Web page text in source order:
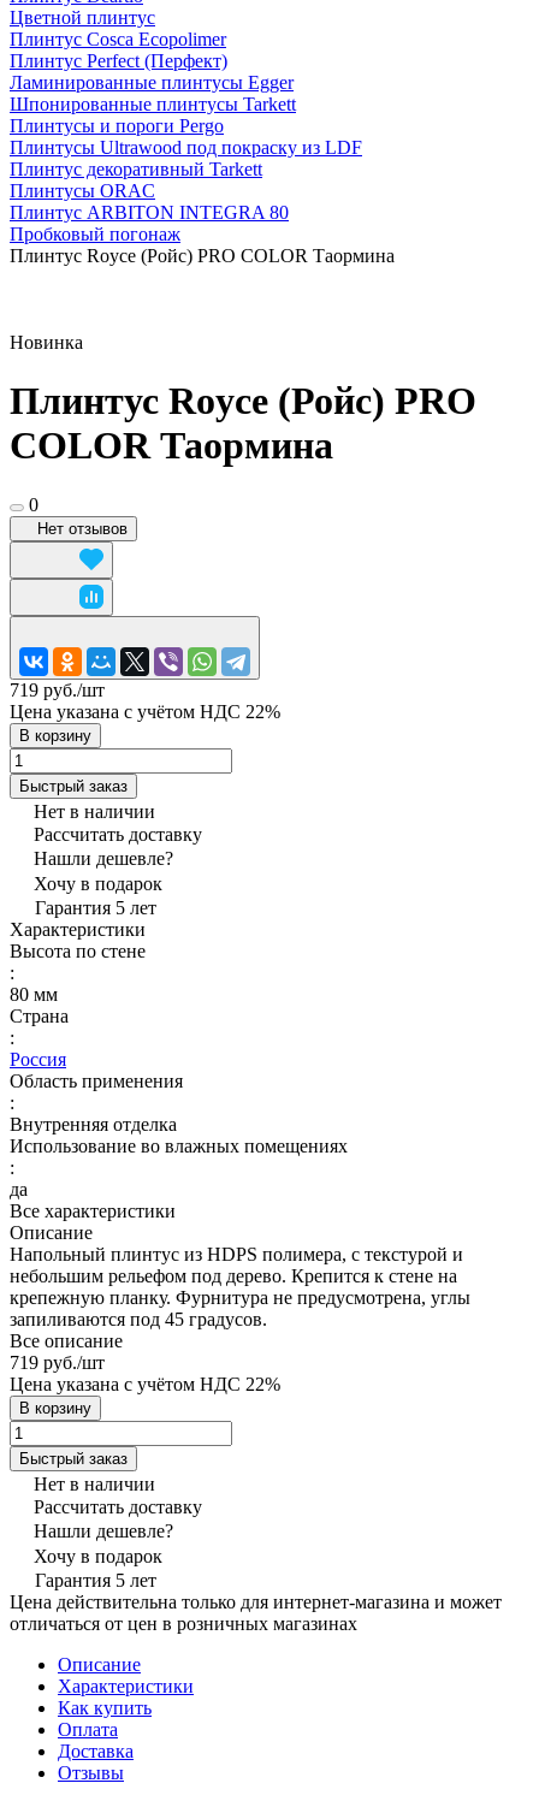
Цветной плинтус
Плинтус Cosca Ecopolimer
Плинтус Perfect (Перфект)
Ламинированные плинтусы Egger
Шпонированные плинтусы Tarkett
Плинтусы и пороги Pergo
Плинтусы Ultrawood под покраску из LDF
Плинтус декоративный Tarkett
Плинтусы ORAC
Плинтус ARBITON INTEGRA 80
Пробковый погонаж
Плинтус Royce (Ройс) PRO COLOR Таормина
Новинка
Плинтус Royce (Ройс) PRO
COLOR Таормина
0
Нет отзывов
719 руб./шт
Цена указана с учётом НДС 22%
В корзину
Быстрый заказ
Нет в наличии
Рассчитать доставку
Нашли дешевле?
Хочу в подарок
Гарантия 5 лет
Характеристики
Высота по стене
:
80 мм
Страна
:
Россия
Область применения
:
Внутренняя отделка
Использование во влажных помещениях
:
да
Все характеристики
Описание
Напольный плинтус из HDPS полимера, с текстурой и
небольшим рельефом под дерево. Крепится к стене на
крепежную планку. Фурнитура не предусмотрена, углы
запиливаются под 45 градусов.
Все описание
719 руб./шт
Цена указана с учётом НДС 22%
В корзину
Быстрый заказ
Нет в наличии
Рассчитать доставку
Нашли дешевле?
Хочу в подарок
Гарантия 5 лет
Цена действительна только для интернет-магазина и может
отличаться от цен в розничных магазинах
Описание
Характеристики
Как купить
Оплата
Доставка
Отзывы